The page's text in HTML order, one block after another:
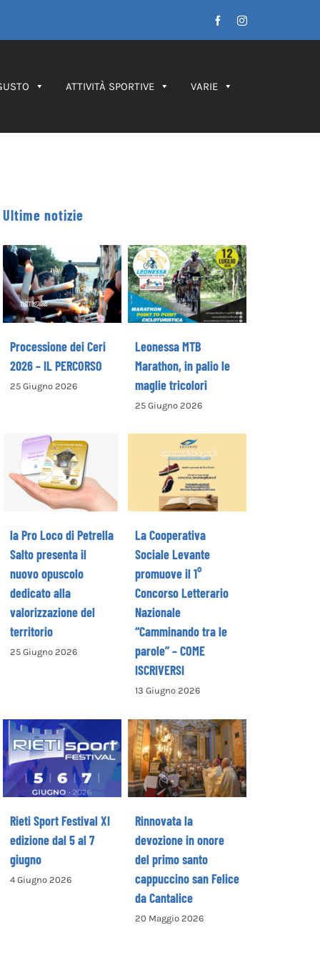
FacebookInstagram
ATTIVITÀ SPORTIVE VARIE
Ultime notizie
Processione dei
Ceri 2026 – IL
PERCORSO
Processione dei Ceri
2026 – IL PERCORSO
25 Giugno 2026
Leonessa MTB
Marathon, in
palio le maglie
tricolori
Leonessa MTB
Marathon, in palio le
maglie tricolori
25 Giugno 2026
Petrella Salto
presenta il
nuovo opuscolo
dedicato alla
valorizzazione
del territorio
la Pro Loco di Petrella
Salto presenta il
nuovo opuscolo
dedicato alla
valorizzazione del
territorio
25 Giugno 2026
La Cooperativa
Sociale Levante
promuove il 1°
Concorso
Letterario
Nazionale
“Camminando tra
le parole” –
COME ISCRIVERSI
La Cooperativa
Sociale Levante
promuove il 1°
Concorso Letterario
Nazionale
“Camminando tra le
parole” – COME
ISCRIVERSI
13 Giugno 2026
Rieti Sport
Festival XI
edizione dal 5 al
7 giugno
Rieti Sport Festival XI
edizione dal 5 al 7
giugno
4 Giugno 2026
devozione in
onore del primo
santo
cappuccino san
Felice da
Cantalice
Rinnovata la
devozione in onore
del primo santo
cappuccino san Felice
da Cantalice
20 Maggio 2026